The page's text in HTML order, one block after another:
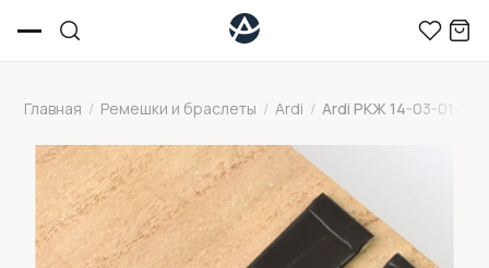
Главная / Ремешки и браслеты / Ardi / Ardi РКЖ 14-03-01-1-2